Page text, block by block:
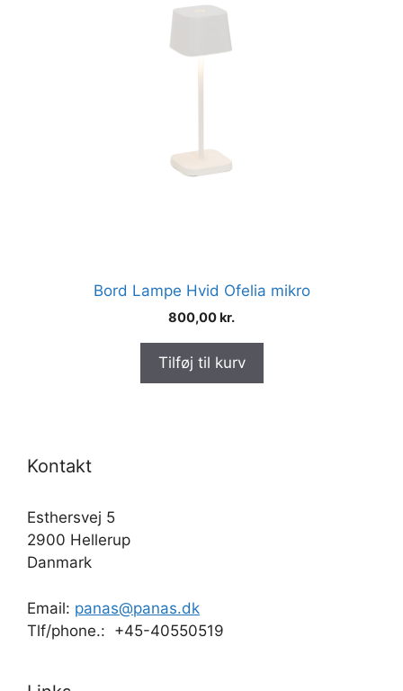
Bord Lampe Hvid Ofelia mikro
800,00kr.
Tilføj til kurv
Kontakt
Esthersvej 5
2900 Hellerup
Danmark
Email: panas@panas.dk
Tlf/phone.: +45-40550519